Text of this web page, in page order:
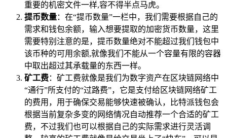
重要的机密文件一样,容不得半点马虎。
提币数量：在“提币数量”一栏中，我们需要根据自己的
需求和钱包余额，输入想要提取的加密货币数量，这里
需要特别注意的是，提币数量绝对不能超过我们钱包中
该币种的可用余额,就像我们不能从一个容量有限的容器
中取出超过其承载量的东西一样。
矿工费：矿工费就像是我们为数字资产在区块链网络中
“通行”所支付的“过路费”，它是支付给区块链网络矿工
的费用，用于确保交易能够快速被确认，比特派钱包会
根据当前复杂多变的网络情况自动推荐一个合适的矿工
费，不过我们也可以根据自己的实际需求进行灵活调